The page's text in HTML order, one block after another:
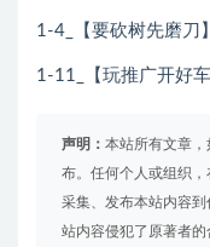
1-4_【要砍树先磨刀
1-11_【玩推广开好
声明： 本站所有文章
布。任何个人或组织，
采集、发布本站内容
站内容侵犯了原著者的